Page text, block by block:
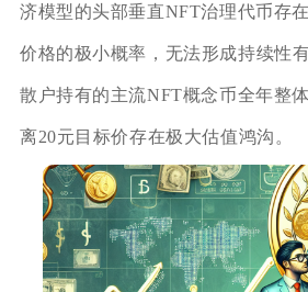
济模型的头部垂直NFT治理代币存
价格的极小概率，无法形成持续性
散户持有的主流NFT概念币全年整
离20元目标价存在极大估值鸿沟。